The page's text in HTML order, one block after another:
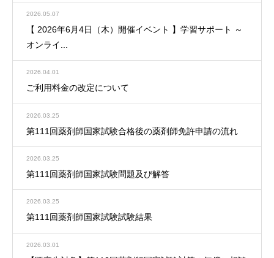
2026.05.07
【 2026年6月4日（木）開催イベント 】学習サポート ～
オンライ...
2026.04.01
ご利用料金の改定について
2026.03.25
第111回薬剤師国家試験合格後の薬剤師免許申請の流れ
2026.03.25
第111回薬剤師国家試験問題及び解答
2026.03.25
第111回薬剤師国家試験試験結果
2026.03.01